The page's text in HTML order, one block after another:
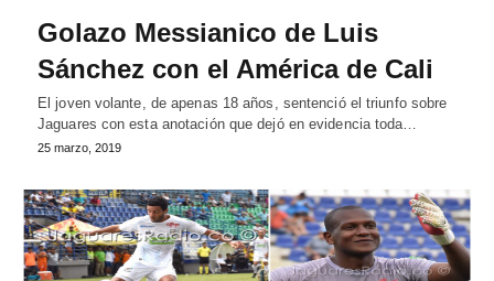
Golazo Messianico de Luis
Sánchez con el América de Cali
El joven volante, de apenas 18 años, sentenció el triunfo sobre
Jaguares con esta anotación que dejó en evidencia toda…
25 marzo, 2019